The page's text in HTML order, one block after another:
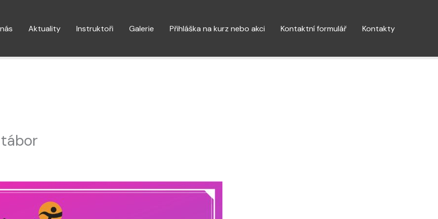
Aktuality Instruktoři Galerie Přihláška na kurz nebo akci Kontaktní formulář Kontakty